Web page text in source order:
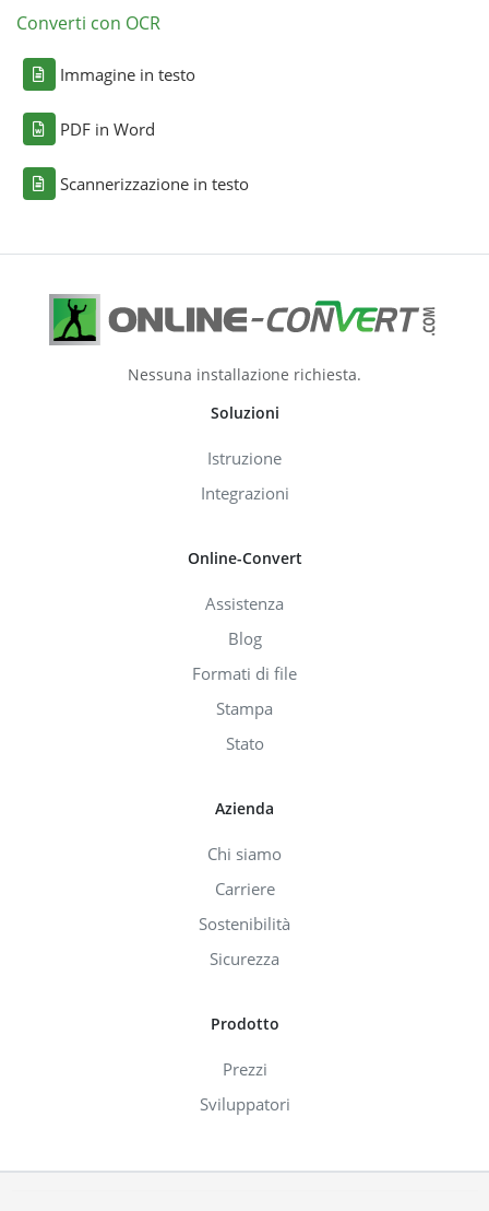
Converti con OCR
Immagine in testo
PDF in Word
Scannerizzazione in testo
Nessuna installazione richiesta.
Soluzioni
Istruzione
Integrazioni
Online-Convert
Assistenza
Blog
Formati di file
Stampa
Stato
Azienda
Chi siamo
Carriere
Sostenibilità
Sicurezza
Prodotto
Prezzi
Sviluppatori